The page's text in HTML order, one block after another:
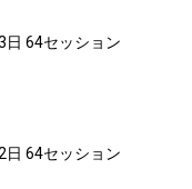
日 64セッション
日 64セッション